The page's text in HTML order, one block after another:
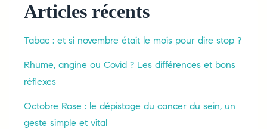
Articles récents
Tabac : et si novembre était le mois pour dire stop ?
Rhume, angine ou Covid ? Les différences et bons
réflexes
Octobre Rose : le dépistage du cancer du sein, un
geste simple et vital